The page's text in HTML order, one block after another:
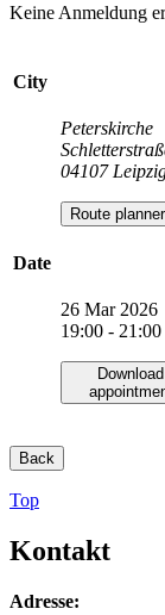
Keine Anmeldung
City
Peterskirche
04107
Route planner
Date
26 Mar 2026
19:00 - 21:00
Download
Back
Top
Kontakt
Adresse: